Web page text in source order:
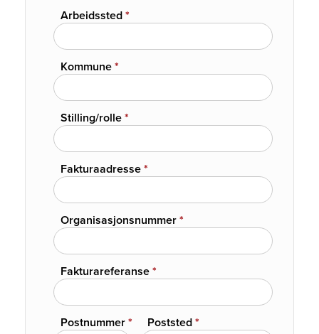
Arbeidssted *
Kommune *
Stilling/rolle *
Fakturaadresse *
Organisasjonsnummer *
Fakturareferanse *
Postnummer * Poststed *